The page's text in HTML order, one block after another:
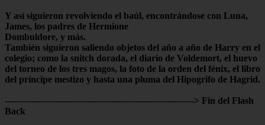
Y así siguieron revolviendo el baúl, encontrándose con Luna,
James, los padres de Hermione
Dombuldore, y más.
También siguieron saliendo objetos del año a año de Harry en el
colegio; como la snitch dorada, el diario de Voldemort, el huevo
del torneo de los tres magos, la foto de la orden del fénix, el libro
del príncipe mestizo y hasta una pluma del Hipogrifo de Hagrid.
----------------------------------------------------------------> Fin del Flash
Back